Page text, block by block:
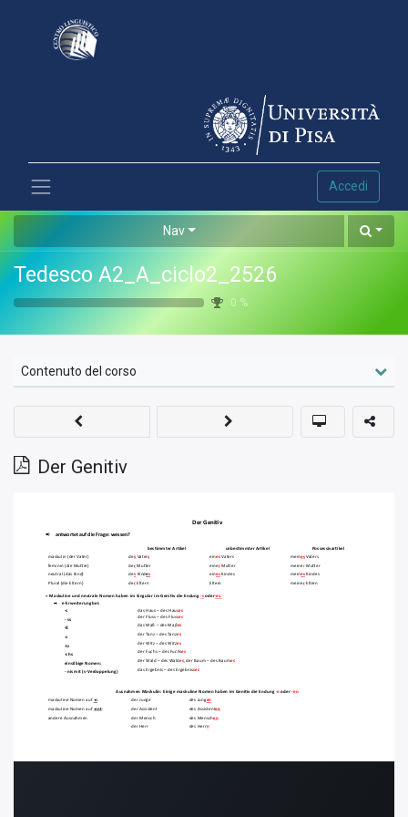
Accedi
Nav
Tedesco A2_A_ciclo2_2526
0 %
Contenuto del corso
Der Genitiv